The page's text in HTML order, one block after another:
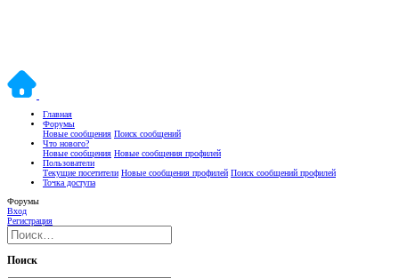
Главная
Форумы
Новые сообщения Поиск сообщений
Что нового?
Новые сообщения Новые сообщения профилей
Пользователи
Текущие посетители Новые сообщения профилей Поиск сообщений профилей
Точка доступа
Форумы
Вход
Регистрация
Поиск